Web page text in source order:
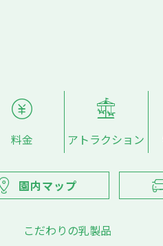
料金 アトラクション
園内マップ
こだわりの乳製品